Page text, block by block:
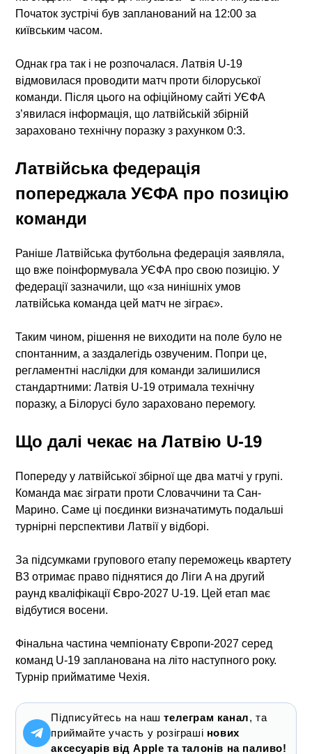
Початок зустрічі був запланований на 12:00 за
київським часом.
Однак гра так і не розпочалася.Латвія U-19
відмовилася проводити матч проти білоруської
команди. Після цього на офіційному сайті УЄФА
з’явилася інформація, що латвійській збірній
зараховано технічну поразку з рахунком 0:3.
Латвійська федерація
попереджала УЄФА про позицію
команди
Раніше Латвійська футбольна федерація заявляла,
що вже поінформувала УЄФА про свою позицію. У
федерації зазначили, що «за нинішніх умов
латвійська команда цей матч не зіграє».
Таким чином, рішення не виходити на поле було не
спонтанним, а заздалегідь озвученим. Попри це,
регламентні наслідки для команди залишилися
стандартними:Латвія U-19 отримала технічну
поразку, а Білорусі було зараховано перемогу.
Що далі чекає на Латвію U-19
Попереду у латвійської збірної ще два матчі у групі.
Команда має зіграти проти Словаччини та Сан-
Марино. Саме ці поєдинки визначатимуть подальші
турнірні перспективи Латвії у відборі.
За підсумками групового етапу переможець квартету
B3 отримає право піднятися до Ліги A на другий
раунд кваліфікації Євро-2027 U-19. Цей етап має
відбутися восени.
Фінальна частина чемпіонату Європи-2027 серед
команд U-19 запланована на літо наступного року.
Турнір прийматиме Чехія.
Підписуйтесь на наштелеграм канал, та
приймайте участь у розіграші нових
аксесуарів від Apple та талонів на паливо!